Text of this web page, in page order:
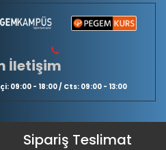
İletişim
09:00 - 18:00 / Cts: 09:00 - 13:00
Sipariş Teslimat